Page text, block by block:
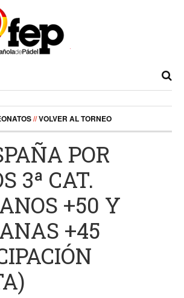
//VOLVER AL TORNEO
POR
3ª CAT.
+50 Y
+45